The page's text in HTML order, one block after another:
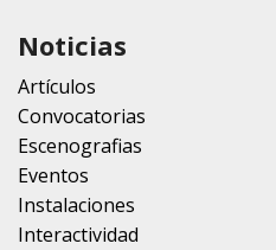
Noticias
Artículos
Convocatorias
Escenografias
Eventos
Instalaciones
Interactividad